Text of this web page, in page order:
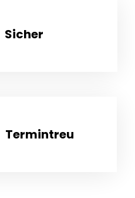
Sicher
Termintreu